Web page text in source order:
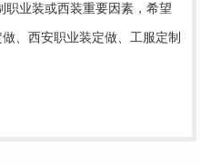
业装或西装重要因素，希望
、西安职业装定做、工服定制